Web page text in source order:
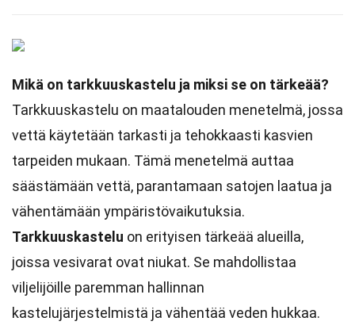
Mikä on tarkkuuskastelu ja miksi se on tärkeää?
Tarkkuuskastelu on maatalouden menetelmä, jossa
vettä käytetään tarkasti ja tehokkaasti kasvien
tarpeiden mukaan. Tämä menetelmä auttaa
säästämään vettä, parantamaan satojen laatua ja
vähentämään ympäristövaikutuksia.
Tarkkuuskastelu on erityisen tärkeää alueilla,
joissa vesivarat ovat niukat. Se mahdollistaa
viljelijöille paremman hallinnan
kastelujärjestelmistä ja vähentää veden hukkaa.